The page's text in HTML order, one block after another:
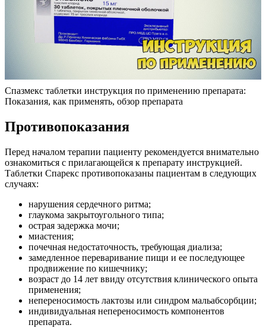
Спазмекс таблетки инструкция по применению препарата:
Показания, как применять, обзор препарата
Противопоказания
Перед началом терапии пациенту рекомендуется внимательно
ознакомиться с прилагающейся к препарату инструкцией.
Таблетки Спарекс противопоказаны пациентам в следующих
случаях:
нарушения сердечного ритма;
глаукома закрытоугольного типа;
острая задержка мочи;
миастения;
почечная недостаточность, требующая диализа;
замедленное переваривание пищи и ее последующее
продвижение по кишечнику;
возраст до 14 лет ввиду отсутствия клинического опыта
применения;
непереносимость лактозы или синдром мальабсорбции;
индивидуальная непереносимость компонентов
препарата.